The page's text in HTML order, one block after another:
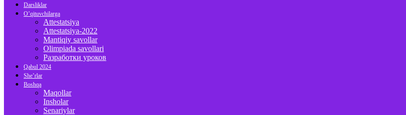
Darsliklar
O’qituvchilarga
Attestatsiya
Attestatsiya-2022
Mantiqiy savollar
Olimpiada savollari
Разработки уроков
Qabul 2024
She’rlar
Boshqa
Maqollar
Insholar
Senariylar